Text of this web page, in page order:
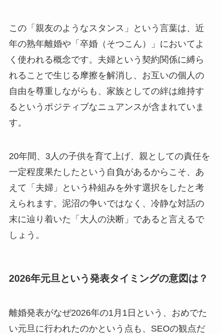
この「親友のようなスタンス」という言葉は、近
年の熟年離婚や「卒婚（そつこん）」においてよ
く使われる概念です。夫婦という契約関係に縛ら
れることで生じる摩擦を解消し、お互いの個人の
自由を尊重しながらも、家族としての絆は維持す
るというポジティブなニュアンスが含まれていま
す。
20年間、3人の子供を育て上げ、親としての責任を
一定程度果たしたという自負があるからこそ、あ
えて「夫婦」という枠組みを外す選択をしたと考
えられます。泥沼の争いではなく、冷静な対話の
末に辿り着いた「大人の決断」であると言えるで
しょう。
2026年元旦という発表タイミングの意図は？
離婚発表がなぜ2026年の1月1日という、おめでた
い元旦に行われたのかという点も、SEOの観点だ